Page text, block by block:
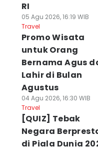
RI
05 Agu 2026, 16:19 WIB
Travel
Promo Wisata
untuk Orang
Bernama Agus
Lahir di Bulan
Agustus
04 Agu 2026, 16:30 WIB
Travel
[QUIZ] Tebak
Negara
di Piala Dunia